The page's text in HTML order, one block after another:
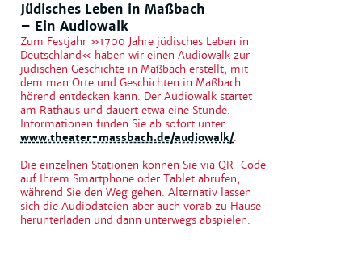
Jüdisches Leben in Maßbach
– Ein Audiowalk
Zum Festjahr »1700 Jahre jüdisches Leben in
Deutschland« haben wir einen Audiowalk zur
jüdischen Geschichte in Maßbach erstellt, mit
dem man Orte und Geschichten in Maßbach
hörend entdecken kann. Der Audiowalk startet
am Rathaus und dauert etwa eine Stunde.
Informationen finden Sie ab sofort unter
www.theater-massbach.de/audiowalk/.
Die einzelnen Stationen können Sie via QR-Code
auf Ihrem Smartphone oder Tablet abrufen,
während Sie den Weg gehen. Alternativ lassen
sich die Audiodateien aber auch vorab zu Hause
herunterladen und dann unterwegs abspielen.